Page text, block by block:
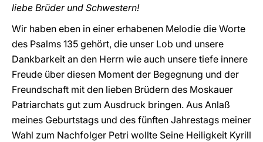
liebe Brüder und Schwestern!
Wir haben eben in einer erhabenen Melodie die Worte
des Psalms 135 gehört, die unser Lob und unsere
Dankbarkeit an den Herrn wie auch unsere tiefe innere
Freude über diesen Moment der Begegnung und der
Freundschaft mit den lieben Brüdern des Moskauer
Patriarchats gut zum Ausdruck bringen. Aus Anlaß
meines Geburtstags und des fünften Jahrestags meiner
Wahl zum Nachfolger Petri wollte Seine Heiligkeit Kyrill